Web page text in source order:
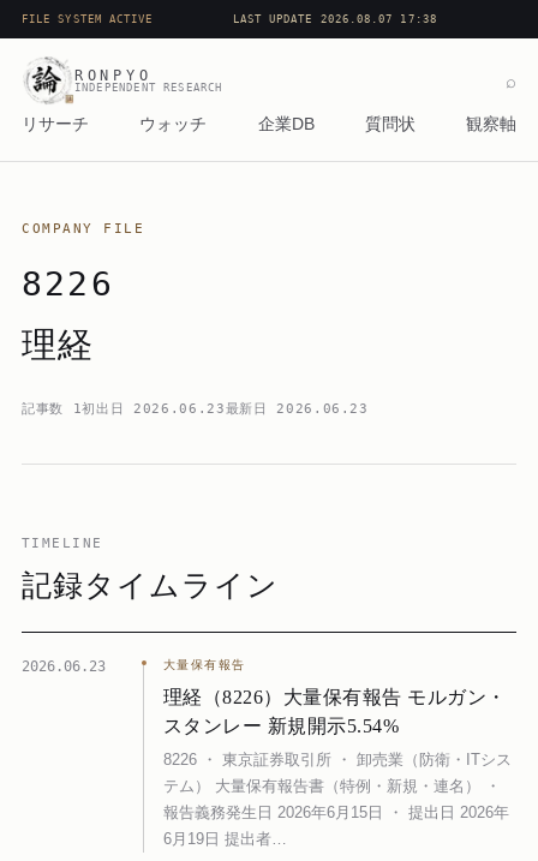
FILE SYSTEM ACTIVE LAST UPDATE 2026.08.07 17:38
RONPYO
INDEPENDENT RESEARCH
リサーチ ウォッチ 企業DB 質問状 観察軸
⌕
COMPANY FILE
8226
理経
記事数 1初出日 2026.06.23最新日 2026.06.23
TIMELINE
記録タイムライン
2026.06.23 大量保有報告
理経（8226）大量保有報告 モルガン・
スタンレー 新規開示5.54%
8226 ・ 東京証券取引所 ・ 卸売業（防衛・ITシス
テム） 大量保有報告書（特例・新規・連名） ・
報告義務発生日 2026年6月15日 ・ 提出日 2026年
6月19日 提出者…